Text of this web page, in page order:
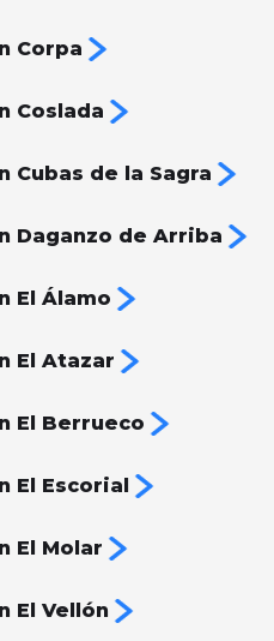
Corpa
Coslada
Cubas de la Sagra
Daganzo de Arriba
El Álamo
El Atazar
El Berrueco
El Escorial
El Molar
El Vellón